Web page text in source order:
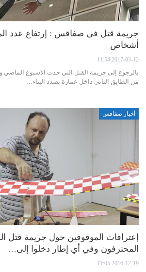
أشخاص
2017-03-12 11:54
بالرجوع إلى جريمة القتل التي جدت الاسبوع الماضي
من الطابق الثاني داخل عمارة بصدد البناء…
أخبار صفاقس
إعترافات الموقوفين حول جريمة قتل
المحترفون وفي أي إطار دخلوا إلى…
2016-12-19 11:05